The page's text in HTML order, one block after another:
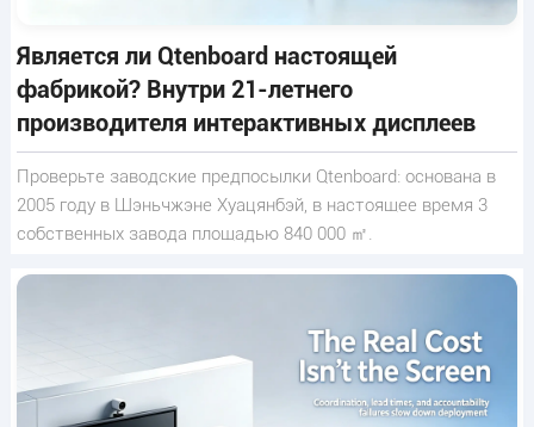
Является ли Qtenboard настоящей
фабрикой? Внутри 21-летнего
производителя интерактивных дисплеев
Проверьте заводские предпосылки Qtenboard: основана в
2005 году в Шэньчжэне Хуацянбэй, в настоящее время 3
собственных завода площадью 840 000 ㎡.